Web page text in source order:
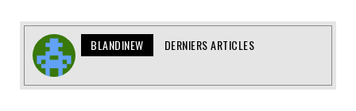
BLANDINEW DERNIERS ARTICLES